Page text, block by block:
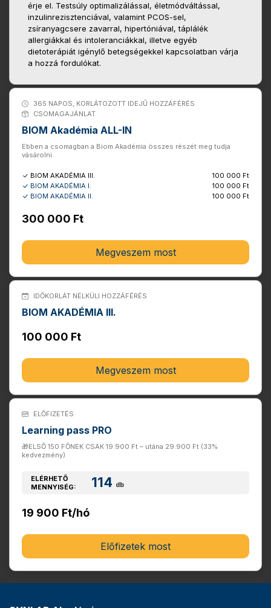
érje el. Testsúly optimalizálással, életmódváltással,
inzulinrezisztenciával, valamint PCOS-sel,
zsíranyagcsere zavarral, hipertóniával, táplálék
allergiákkal és intoleranciákkal, illetve egyéb
dietoterápiát igénylő betegségekkel kapcsolatban várja
a hozzá fordulókat.
365 NAPOS, KORLÁTOZOTT IDEJŰ HOZZÁFÉRÉS
CSOMAGAJÁNLAT
BIOM Akadémia ALL-IN
Ebben a csomagban a Biom Akadémia összes részét meg tudja
vásárolni.
BIOM AKADÉMIA III.
100 000 Ft
BIOM AKADÉMIA I.
100 000 Ft
BIOM AKADÉMIA II.
100 000 Ft
300 000 Ft
Megveszem most
IDŐKORLÁT NÉLKÜLI HOZZÁFÉRÉS
BIOM AKADÉMIA III.
100 000 Ft
Megveszem most
ELŐFIZETÉS
Learning pass PRO
🎁ELSŐ 150 FŐNEK CSAK 19.900 Ft – utána 29.900 Ft (33%
kedvezmény)
ELÉRHETŐ
MENNYISÉG:
114 db
19 900 Ft/hó
Előfizetek most